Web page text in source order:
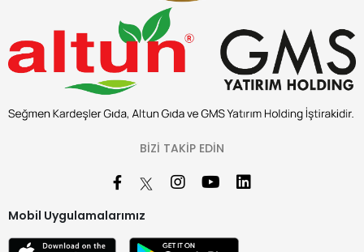
BIZI TAKIP EDIN
Mobil Uygulamalarımız